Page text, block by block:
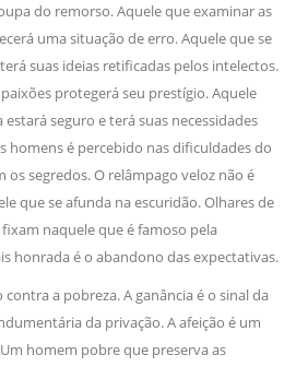
do remorso. Aquele que examinar as
uma situação de erro. Aquele que se
suas ideias retificadas pelos intelectos.
protegerá seu prestígio. Aquele
seguro e terá suas necessidades
homens é percebido nas dificuldades do
os segredos. O relâmpago veloz não é
que se afunda na escuridão. Olhares de
naquele que é famoso pela
honrada é o abandono das expectativas.
a pobreza. A ganância é o sinal da
da privação. A afeição é um
homem pobre que preserva as